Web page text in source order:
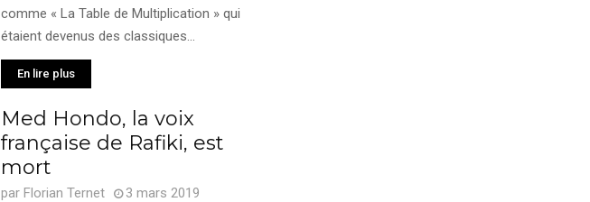
comme « La Table de Multiplication » qui
étaient devenus des classiques...
En lire plus
Med Hondo, la voix
française de Rafiki, est
mort
par Florian Ternet
3 mars 2019